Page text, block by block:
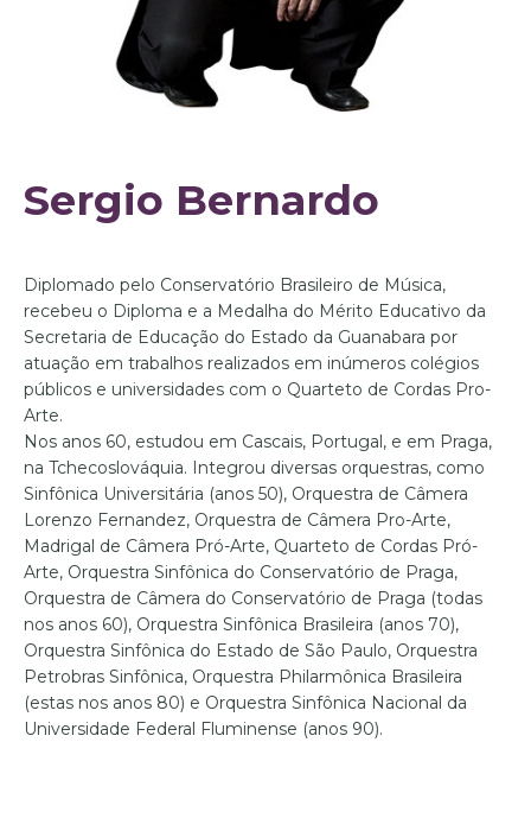
Sergio Bernardo
Diplomado pelo Conservatório Brasileiro de Música,
recebeu o Diploma e a Medalha do Mérito Educativo da
Secretaria de Educação do Estado da Guanabara por
atuação em trabalhos realizados em inúmeros colégios
públicos e universidades com o Quarteto de Cordas Pro-
Arte.
Nos anos 60, estudou em Cascais, Portugal, e em Praga,
na Tchecoslováquia. Integrou diversas orquestras, como
Sinfônica Universitária (anos 50), Orquestra de Câmera
Lorenzo Fernandez, Orquestra de Câmera Pro-Arte,
Madrigal de Câmera Pró-Arte, Quarteto de Cordas Pró-
Arte, Orquestra Sinfônica do Conservatório de Praga,
Orquestra de Câmera do Conservatório de Praga (todas
nos anos 60), Orquestra Sinfônica Brasileira (anos 70),
Orquestra Sinfônica do Estado de São Paulo, Orquestra
Petrobras Sinfônica, Orquestra Philarmônica Brasileira
(estas nos anos 80) e Orquestra Sinfônica Nacional da
Universidade Federal Fluminense (anos 90).